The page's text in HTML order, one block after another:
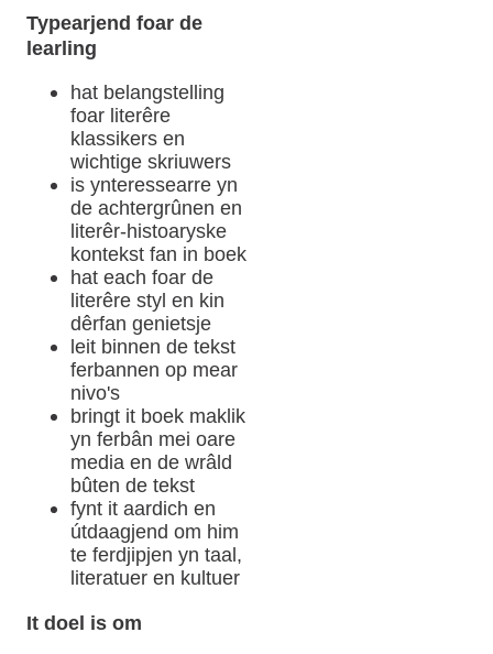
Typearjend foar de
learling
hat belangstelling
foar literêre
klassikers en
wichtige skriuwers
is ynteressearre yn
de achtergrûnen en
literêr-histoaryske
kontekst fan in boek
hat each foar de
literêre styl en kin
dêrfan genietsje
leit binnen de tekst
ferbannen op mear
nivo's
bringt it boek maklik
yn ferbân mei oare
media en de wrâld
bûten de tekst
fynt it aardich en
útdaagjend om him
te ferdjipjen yn taal,
literatuer en kultuer
It doel is om